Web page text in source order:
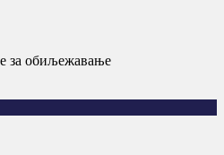
за обиљежавање